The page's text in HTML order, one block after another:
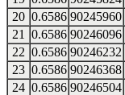
20 0.6586 90245960
21
0.6586 90246096
22 0.6586 90246232
23 0.6586 90246368
24 0.6586 90246504